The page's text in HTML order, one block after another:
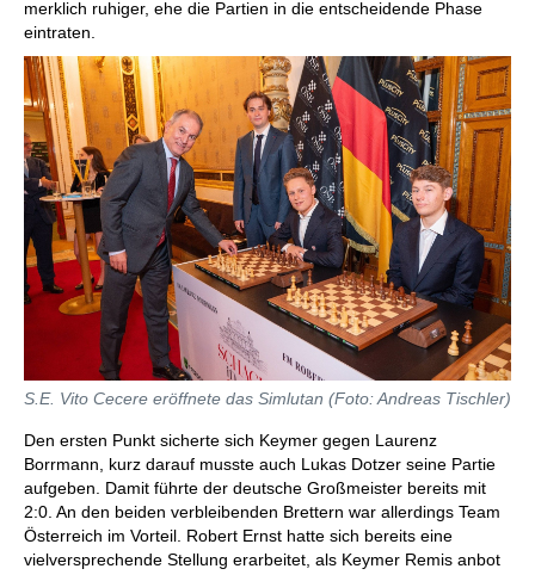
merklich ruhiger, ehe die Partien in die entscheidende Phase
eintraten.
S.E. Vito Cecere eröffnete das Simlutan (Foto: Andreas Tischler)
Den ersten Punkt sicherte sich Keymer gegen Laurenz
Borrmann, kurz darauf musste auch Lukas Dotzer seine Partie
aufgeben. Damit führte der deutsche Großmeister bereits mit
2:0. An den beiden verbleibenden Brettern war allerdings Team
Österreich im Vorteil. Robert Ernst hatte sich bereits eine
vielversprechende Stellung erarbeitet, als Keymer Remis anbot